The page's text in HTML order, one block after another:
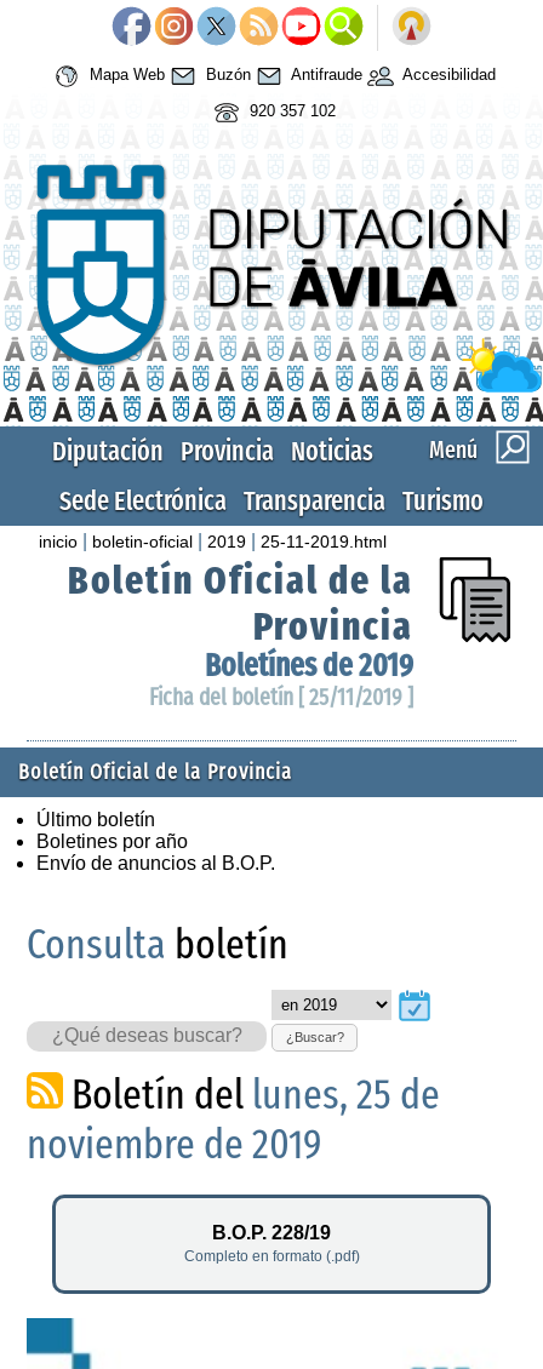
Mapa Web Buzón Antifraude
Accesibilidad
920 357 102
Menú
Diputación Provincia Noticias
Sede Electrónica Transparencia Turismo
inicio boletin-oficial 2019 25-11-2019.html
Boletín Oficial de la
Provincia
Boletínes de 2019
Ficha del boletín [ 25/11/2019 ]
Boletín Oficial de la Provincia
Último boletín
Boletines por año
Envío de anuncios al B.O.P.
Consulta boletín
¿Buscar?
Boletín del lunes, 25 de
noviembre de 2019
B.O.P. 228/19
Completo en formato (.pdf)